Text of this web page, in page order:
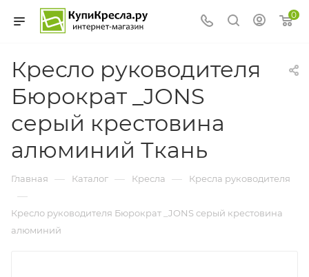
0
Кресло руководителя
Бюрократ _JONS
серый крестовина
алюминий Ткань
Главная — Каталог — Кресла — Кресла руководителя
—
Кресло руководителя Бюрократ _JONS серый крестовина
алюминий